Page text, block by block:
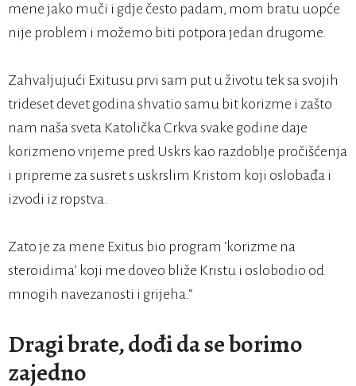
mene jako muči i gdje često padam, mom bratu uopće
nije problem i možemo biti potpora jedan drugome.
Zahvaljujući Exitusu prvi sam put u životu tek sa svojih
trideset devet godina shvatio samu bit korizme i zašto
nam naša sveta Katolička Crkva svake godine daje
korizmeno vrijeme pred Uskrs kao razdoblje pročišćenja
i pripreme za susret s uskrslim Kristom koji oslobađa i
izvodi iz ropstva.
Zato je za mene Exitus bio program ‘korizme na
steroidima’ koji me doveo bliže Kristu i oslobodio od
mnogih navezanosti i grijeha.“
Dragi brate, dođi da se borimo
zajedno